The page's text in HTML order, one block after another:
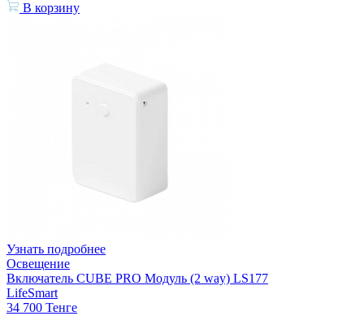
В корзину
Узнать подробнее
Освещение
Включатель CUBE PRO Модуль (2 way) LS177
LifeSmart
34 700 Тенге